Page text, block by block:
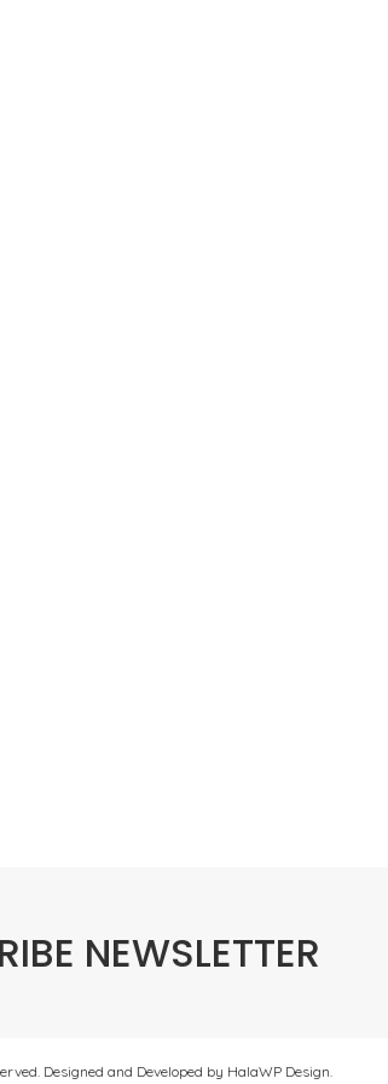
NEWSLETTER
Designed and Developed by HalaWP Design.